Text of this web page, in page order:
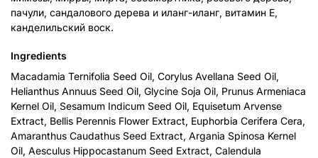
пачули, сандалового дерева и иланг-иланг, витамин Е,
канделильский воск.
Ingredients
Macadamia Ternifolia Seed Oil, Corylus Avellana Seed Oil,
Helianthus Annuus Seed Oil, Glycine Soja Oil, Prunus Armeniaca
Kernel Oil, Sesamum Indicum Seed Oil, Equisetum Arvense
Extract, Bellis Perennis Flower Extract, Euphorbia Cerifera Cera,
Amaranthus Caudathus Seed Extract, Argania Spinosa Kernel
Oil, Aesculus Hippocastanum Seed Extract, Calendula